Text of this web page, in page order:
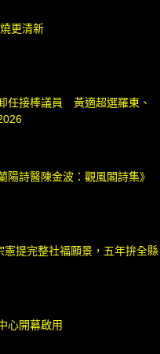
更清新
任接棒議員 黃適超選羅東、
陽詩醫陳金波：觀風閣詩集》
提完整社福願景，五年拚全縣
心開幕啟用